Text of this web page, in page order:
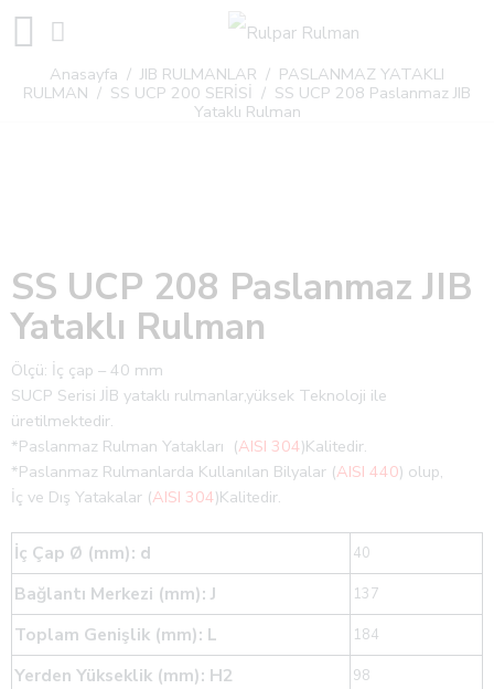
Anasayfa / JIB RULMANLAR / PASLANMAZ YATAKLI
RULMAN / SS UCP 200 SERİSİ / SS UCP 208 Paslanmaz JIB
Yataklı Rulman
SS UCP 208 Paslanmaz JIB
Yataklı Rulman
Ölçü: İç çap – 40 mm
SUCP Serisi JİB ​​yataklı rulmanlar,yüksek Teknoloji ile
üretilmektedir.
*Paslanmaz Rulman Yatakları (AISI 304)Kalitedir.
*Paslanmaz Rulmanlarda Kullanılan Bilyalar (AISI 440) olup,
İç ve Dış Yatakalar (AISI 304)Kalitedir.
İç Çap Ø (mm): d 40
Bağlantı Merkezi (mm): J 137
Toplam Genişlik (mm): L 184
Yerden Yükseklik (mm): H2 98